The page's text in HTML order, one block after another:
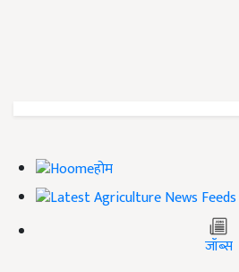
होम
जॉब्स